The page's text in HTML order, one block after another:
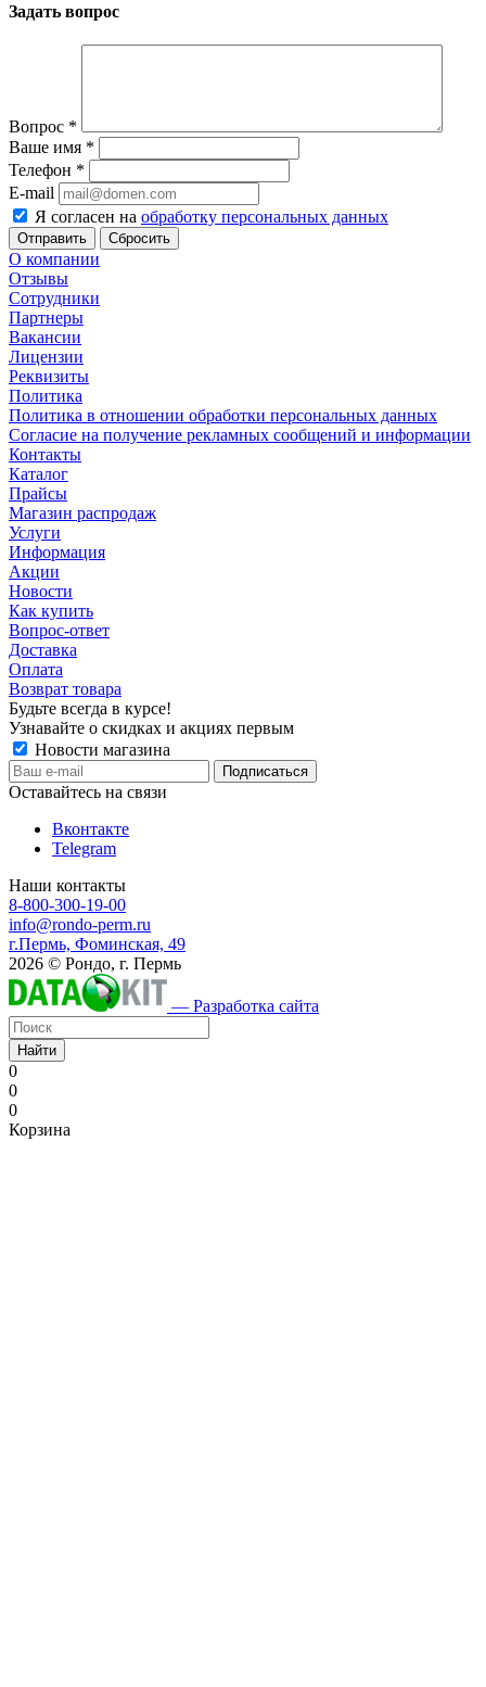
Задать вопрос
Вопрос *
Ваше имя *
Телефон *
E-mail
Я согласен на обработку персональных данных
Сбросить
О компании
Отзывы
Сотрудники
Партнеры
Вакансии
Лицензии
Реквизиты
Политика
Политика в отношении обработки персональных данных
Согласие на получение рекламных сообщений и информации
Контакты
Каталог
Прайсы
Магазин распродаж
Услуги
Информация
Акции
Новости
Как купить
Вопрос-ответ
Доставка
Оплата
Возврат товара
Будьте всегда в курсе!
Узнавайте о скидках и акциях первым
Новости магазина
Оставайтесь на связи
Вконтакте
Telegram
Наши контакты
8-800-300-19-00
info@rondo-perm.ru
г.Пермь, Фоминская, 49
2026 © Рондо, г. Пермь
— Разработка сайта
Найти
0
0
0
Корзина